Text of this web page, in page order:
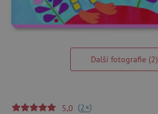
Další fotografie (2)
5,0 (2+)